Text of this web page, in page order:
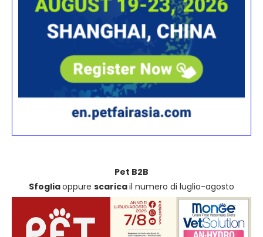
Pet B2B
Sfogliaoppure scaricail numero di luglio-agosto